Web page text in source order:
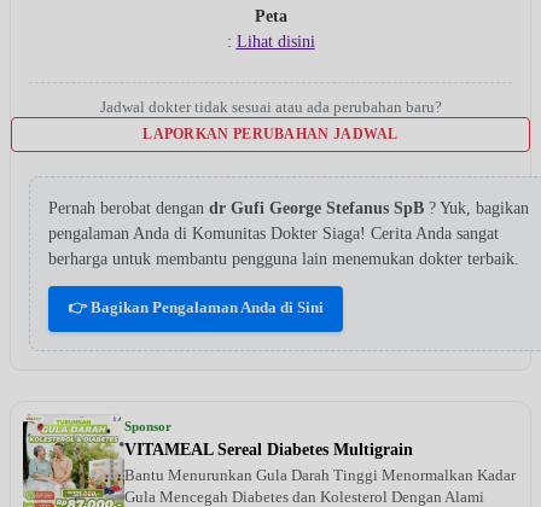
Peta
: Lihat disini
Jadwal dokter tidak sesuai atau ada perubahan baru?
LAPORKAN PERUBAHAN JADWAL
Pernah berobat dengan dr Gufi George Stefanus SpB ? Yuk, bagikan
pengalaman Anda di Komunitas Dokter Siaga! Cerita Anda sangat
berharga untuk membantu pengguna lain menemukan dokter terbaik.
👉 Bagikan Pengalaman Anda di Sini
Sponsor
VITAMEAL Sereal Diabetes Multigrain
Bantu Menurunkan Gula Darah Tinggi Menormalkan Kadar
Gula Mencegah Diabetes dan Kolesterol Dengan Alami